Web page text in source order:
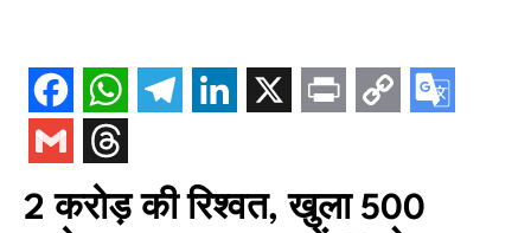
2 करोड़ की रिश्वत, खुला 500